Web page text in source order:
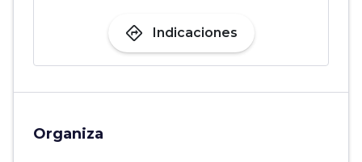
directions Indicaciones
Organiza